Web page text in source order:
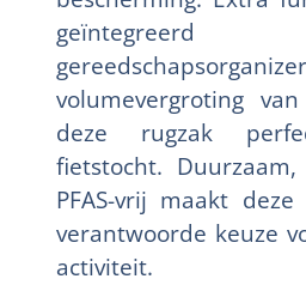
volumevergroting
deze rugzak
fietstocht.
PFAS-vrij maakt
verantwoorde keuze
activiteit.